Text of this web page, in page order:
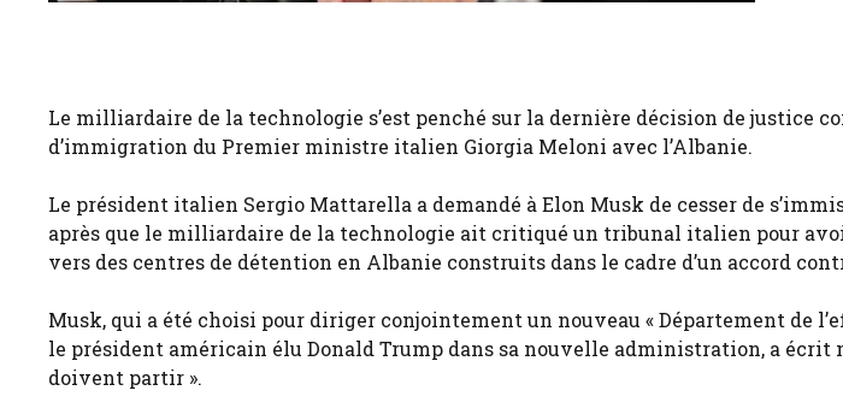
Le milliardaire de la technologie s’est penché sur la dernière décision de justice
d’immigration du Premier ministre italien Giorgia Meloni avec l’Albanie.
Le président italien Sergio Mattarella a demandé à Elon Musk de cesser de
après que le milliardaire de la technologie ait critiqué un tribunal italien pour
vers des centres de détention en Albanie construits dans le cadre d’un accord
Musk, qui a été choisi pour diriger conjointement un nouveau « Département de
le président américain élu Donald Trump dans sa nouvelle administration, a écrit
doivent partir ».